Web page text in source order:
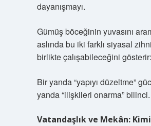
dayanışmayı.
Gümüş böceğinin yuvasını
aslında bu iki farklı siyasal
birlikte çalışabileceğini gösterir:
Bir yanda “yapıyı düzeltme”
yanda “ilişkileri onarma” bilinci.
Vatandaşlık ve Mekân: